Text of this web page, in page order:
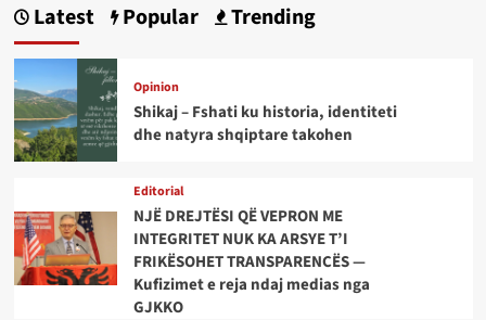
Latest Popular Trending
Opinion
Shikaj – Fshati ku historia, identiteti
dhe natyra shqiptare takohen
Editorial
NJË DREJTËSI QË VEPRON ME
INTEGRITET NUK KA ARSYE T’I
FRIKËSOHET TRANSPARENCËS —
Kufizimet e reja ndaj medias nga
GJKKO